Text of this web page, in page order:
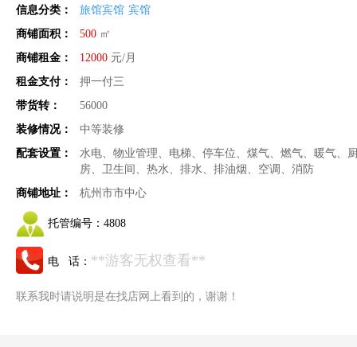
信息分类：
旅馆宾馆 宾馆
商铺面积：
500 ㎡
商铺租金：
12000 元/月
租金支付：
押一付三
带货转：
56000
装修情况：
中等装修
配套设置：
水电、物业管理、电梯、停车位、煤气、燃气、暖气、
房、卫生间、热水、排水、排油烟、空调、消防
商铺地址：
杭州市市中心
托管编号： 4808
电 话： **游客无权查看**
联系我时请说明是在找店网上看到的，谢谢！